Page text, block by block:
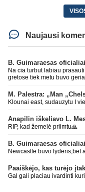
Naujausi
B. Guimaraesas
Na cia turbut labiau
gretose tiek metu buvo
Klounai east, sudauzytu I
Anapilin iškeliavo L.
RIP, kad žemelė priimtu🙏
B. Guimaraesas
Newcastle buvo lyderis,bet
Gal gali placiau ivardinti